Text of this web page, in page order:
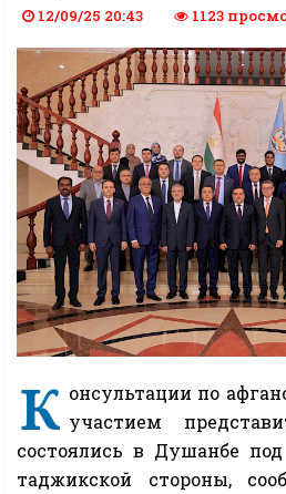
12/09/25 20:43 1123
К онсультации по
участием
состоялись в Душанбе под
таджикской стороны,